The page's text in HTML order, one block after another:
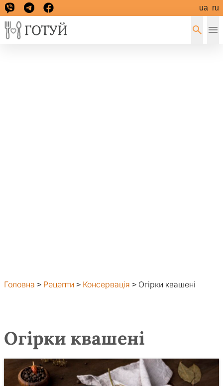
ua ru
Головна > Рецепти > Консервація > Огірки квашені
Огірки квашені